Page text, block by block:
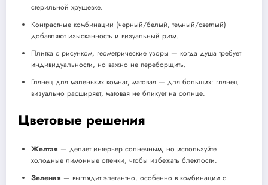
стерильной хрущевке.
Контрастные комбинации (черный/белый, темный/светлый)
добавляют изысканность и визуальный ритм.
Плитка с рисунком, геометрические узоры — когда душа требует
индивидуальности, но важно не переборщить.
Глянец для маленьких комнат, матовая — для больших: глянец
визуально расширяет, матовая не бликует на солнце.
Цветовые решения
Желтая — делает интерьер солнечным, но используйте
холодные лимонные оттенки, чтобы избежать блеклости.
Зеленая — выглядит элегантно, особенно в комбинации с